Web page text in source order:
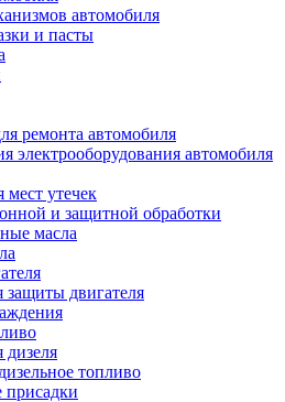
автомобиля
и пасты
ремонта автомобиля
электрооборудования автомобиля
мест утечек
и защитной обработки
масла
защиты двигателя
дизеля
топливо